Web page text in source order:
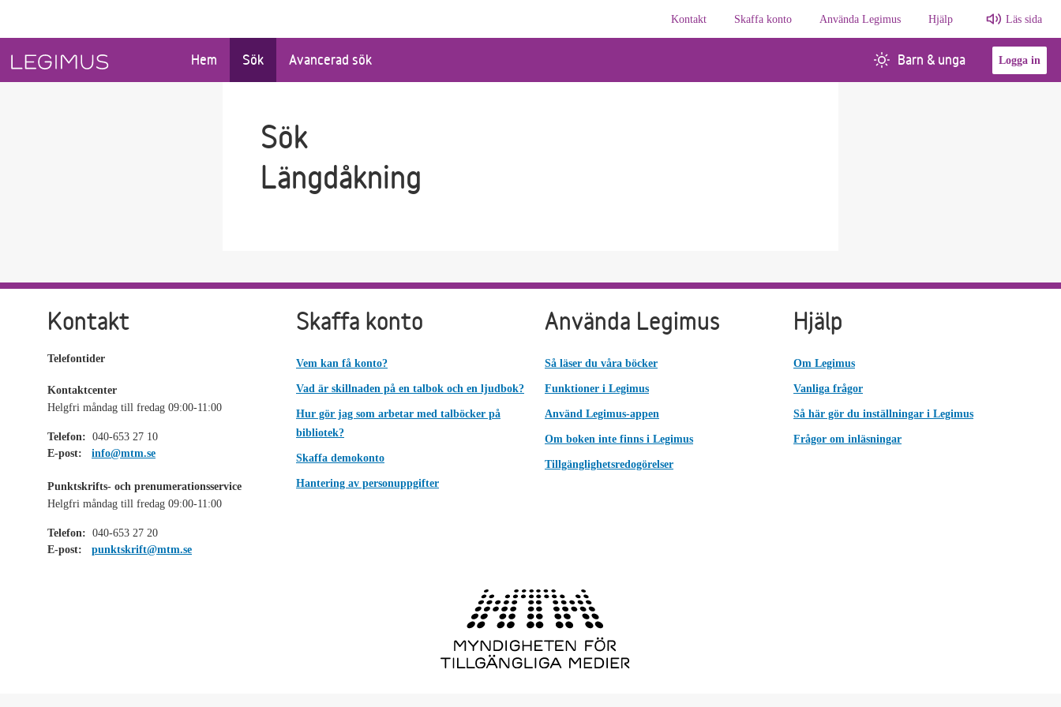
Kontakt
Skaffa konto Använda Legimus Hjälp Läs sida
Hem Sök Avancerad sök Barn & unga Logga in
Sök
Längdåkning
Kontakt
Telefontider
Kontaktcenter
Helgfri måndag till fredag 09:00-11:00
Telefon: 040-653 27 10
E-post:
info@mtm.se
Punktskrifts- och prenumerationsservice
Helgfri måndag till fredag 09:00-11:00
Telefon: 040-653 27 20
E-post:
punktskrift@mtm.se
Skaffa konto
Vem kan få konto?
Vad är skillnaden på en talbok och en ljudbok?
Hur gör jag som arbetar med talböcker på
bibliotek?
Skaffa demokonto
Hantering av personuppgifter
Använda Legimus
Så läser du våra böcker
Funktioner i Legimus
Använd Legimus-appen
Om boken inte finns i Legimus
Tillgänglighetsredogörelser
Hjälp
Om Legimus
Vanliga frågor
Så här gör du inställningar i Legimus
Frågor om inläsningar